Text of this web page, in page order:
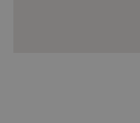
RUSCUS,
ZITRONE,